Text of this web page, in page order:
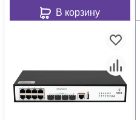
В корзину